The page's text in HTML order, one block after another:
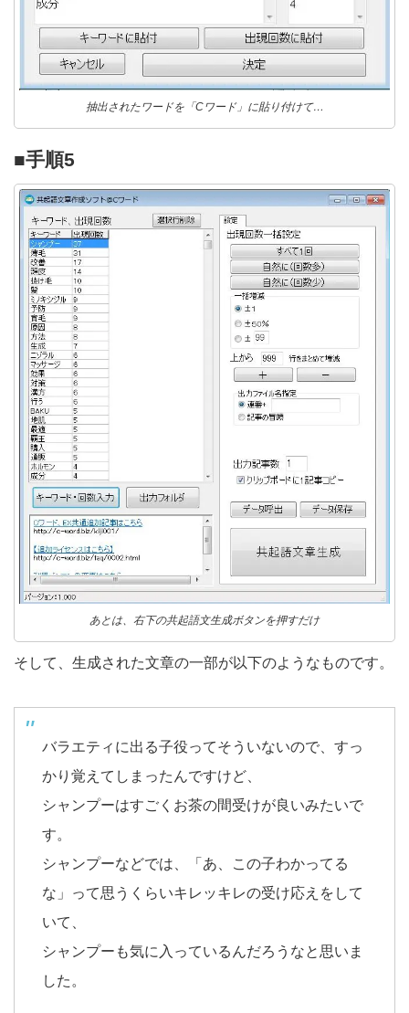
抽出されたワードを「Cワード」に貼り付けて…
■手順5
あとは、右下の共起語文生成ボタンを押すだけ
そして、生成された文章の一部が以下のようなものです。
バラエティに出る子役ってそういないので、すっ
かり覚えてしまったんですけど、
シャンプーはすごくお茶の間受けが良いみたいで
す。
シャンプーなどでは、「あ、この子わかってる
な」って思うくらいキレッキレの受け応えをして
いて、
シャンプーも気に入っているんだろうなと思いま
した。